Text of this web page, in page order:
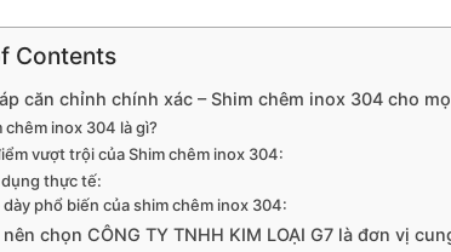
Contents
căn chỉnh chính xác – Shim chêm inox 304 cho
chêm inox 304 là gì?
vượt trội của Shim chêm inox 304:
thực tế:
dày phổ biến của shim chêm inox 304:
nên chọn CÔNG TY TNHH KIM LOẠI G7 là đơn vị